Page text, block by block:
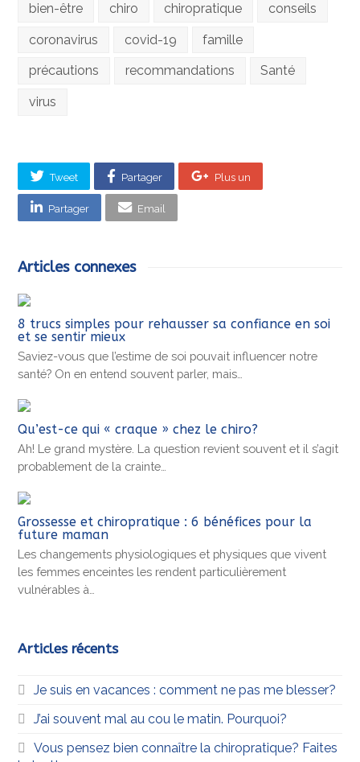
bien-être chiro chiropratique conseils
coronavirus covid-19 famille
précautions recommandations Santé
virus
Tweet Partager Plus un
Partager Email
Articles connexes
8 trucs simples pour rehausser sa confiance en soi
et se sentir mieux
Saviez-vous que l’estime de soi pouvait influencer notre
santé? On en entend souvent parler, mais…
Qu’est-ce qui « craque » chez le chiro?
Ah! Le grand mystère. La question revient souvent et il s’agit
probablement de la crainte…
Grossesse et chiropratique : 6 bénéfices pour la
future maman
Les changements physiologiques et physiques que vivent
les femmes enceintes les rendent particulièrement
vulnérables à…
Articles récents
Je suis en vacances : comment ne pas me blesser?
J’ai souvent mal au cou le matin. Pourquoi?
Vous pensez bien connaître la chiropratique? Faites